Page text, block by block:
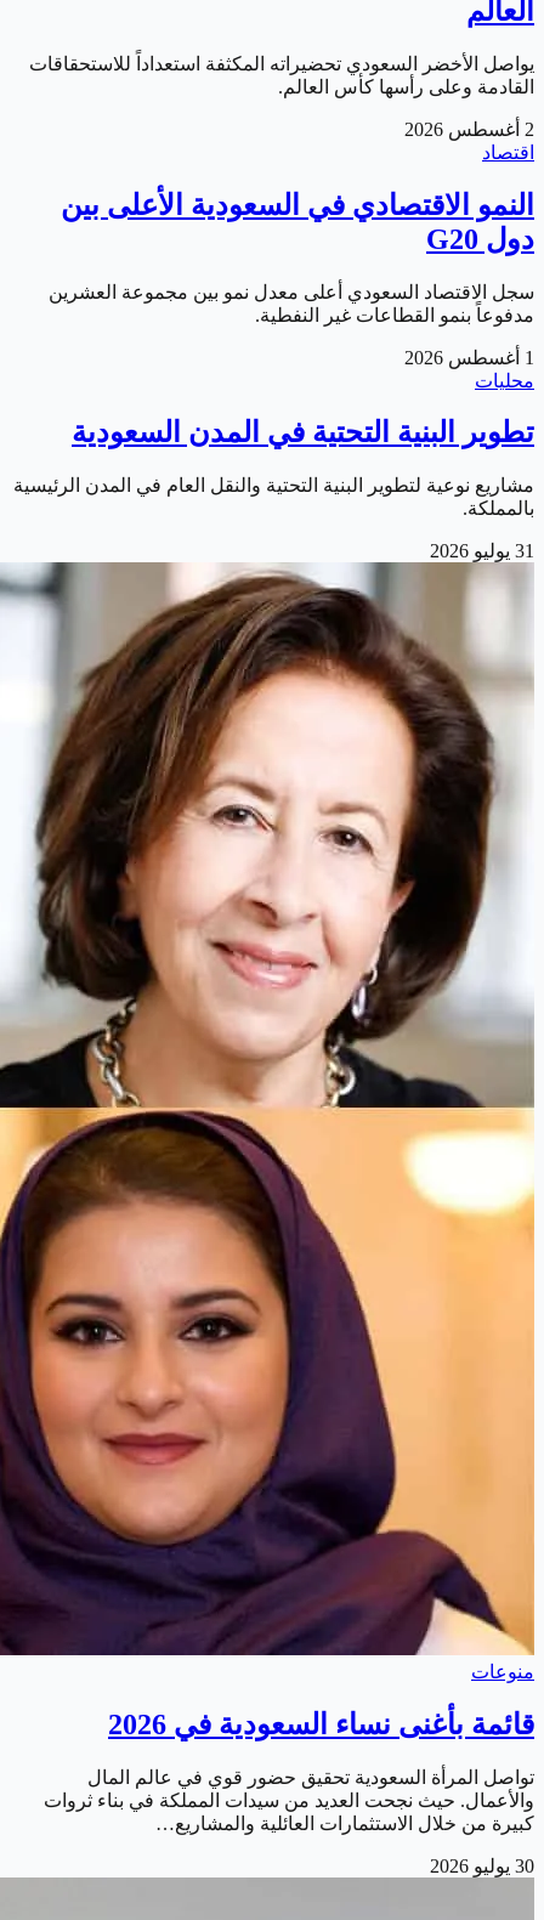
العالم
يواصل الأخضر السعودي تحضيراته المكثفة استعداداً للاستحقاقات
القادمة وعلى رأسها كأس العالم.
2 أغسطس 2026
اقتصاد
النمو الاقتصادي في السعودية الأعلى بين
دول G20
سجل الاقتصاد السعودي أعلى معدل نمو بين مجموعة العشرين
مدفوعاً بنمو القطاعات غير النفطية.
1 أغسطس 2026
محليات
تطوير البنية التحتية في المدن السعودية
مشاريع نوعية لتطوير البنية التحتية والنقل العام في المدن الرئيسية
بالمملكة.
31 يوليو 2026
منوعات
قائمة بأغنى نساء السعودية في 2026
تواصل المرأة السعودية تحقيق حضور قوي في عالم المال
والأعمال. حيث نجحت العديد من سيدات المملكة في بناء ثروات
كبيرة من خلال الاستثمارات العائلية والمشاريع…
30 يوليو 2026